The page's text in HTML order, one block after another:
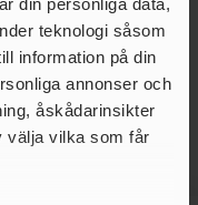
teknologi såsom
information på din
annonser och
åskådarinsikter
välja vilka som får
eller oftare vid behov.